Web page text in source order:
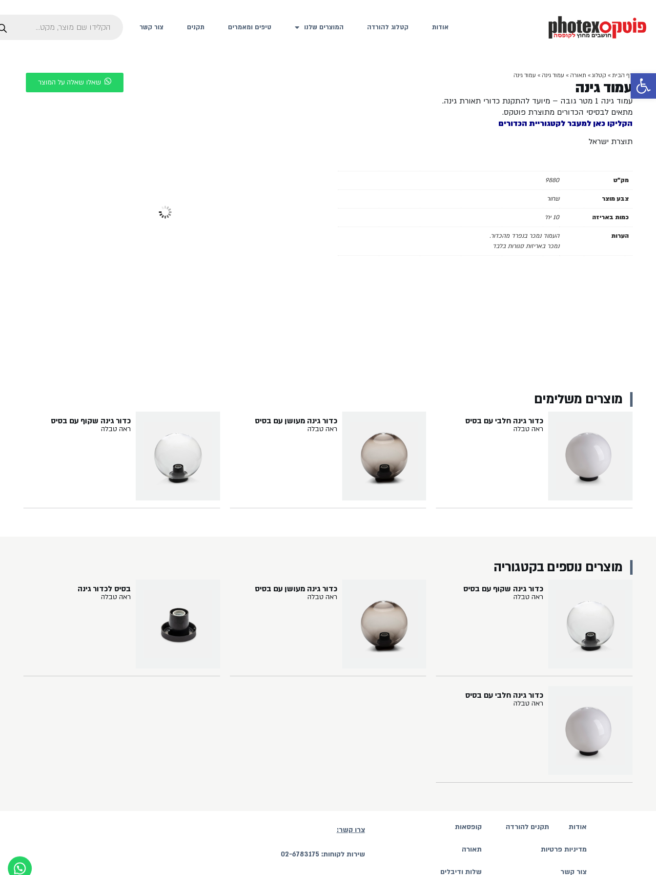
פתח סרגל נגישות
אודות קטלוג להורדה המוצרים שלנו טיפים ומאמרים תקנים צור קשר
דף הבית» קטלוג» תאורה» עמוד גינה» עמוד גינה
עמוד גינה
עמוד גינה 1 מטר גובה – מיועד להתקנת כדורי תאורת גינה.
מתאים לבסיסי הכדורים מתוצרת פוטקס.
הקליקו כאן למעבר לקטגוריית הכדורים
תוצרת ישראל
מק"ט 9880
צבע מוצר שחור
כמות באריזה 10 יח'
הערות
העמוד נמכר בנפרד מהכדור.
נמכר באריזות סגורות בלבד
שאלו שאלה על המוצר
מוצרים משלימים
כדור גינה חלבי עם בסיס
ראה טבלה
כדור גינה מעושן עם בסיס
ראה טבלה
כדור גינה שקוף עם בסיס
ראה טבלה
מוצרים נוספים בקטגוריה
כדור גינה שקוף עם בסיס
ראה טבלה
כדור גינה מעושן עם בסיס
ראה טבלה
בסיס לכדור גינה
ראה טבלה
כדור גינה חלבי עם בסיס
ראה טבלה
צרו קשר:
שירות לקוחות: 02-6783175
אודות תקנים להורדה
מדיניות פרטיות
צור קשר
קופסאות
תאורה
שלות ודיבלים